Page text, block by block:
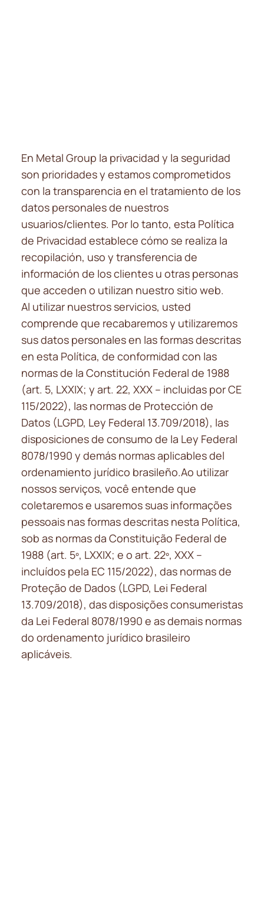
En Metal Group la privacidad y la seguridad
son prioridades y estamos comprometidos
con la transparencia en el tratamiento de los
datos personales de nuestros
usuarios/clientes. Por lo tanto, esta Política
de Privacidad establece cómo se realiza la
recopilación, uso y transferencia de
información de los clientes u otras personas
que acceden o utilizan nuestro sitio web.
Al utilizar nuestros servicios, usted
comprende que recabaremos y utilizaremos
sus datos personales en las formas descritas
en esta Política, de conformidad con las
normas de la Constitución Federal de 1988
(art. 5, LXXIX; y art. 22, XXX – incluidas por CE
115/2022), las normas de Protección de
Datos (LGPD, Ley Federal 13.709/2018), las
disposiciones de consumo de la Ley Federal
8078/1990 y demás normas aplicables del
ordenamiento jurídico brasileño.Ao utilizar
nossos serviços, você entende que
coletaremos e usaremos suas informações
pessoais nas formas descritas nesta Política,
sob as normas da Constituição Federal de
1988 (art. 5º, LXXIX; e o art. 22º, XXX –
incluídos pela EC 115/2022), das normas de
Proteção de Dados (LGPD, Lei Federal
13.709/2018), das disposições consumeristas
da Lei Federal 8078/1990 e as demais normas
do ordenamento jurídico brasileiro
aplicáveis.